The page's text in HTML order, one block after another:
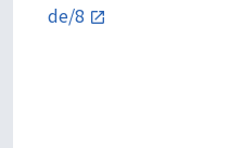
de/8